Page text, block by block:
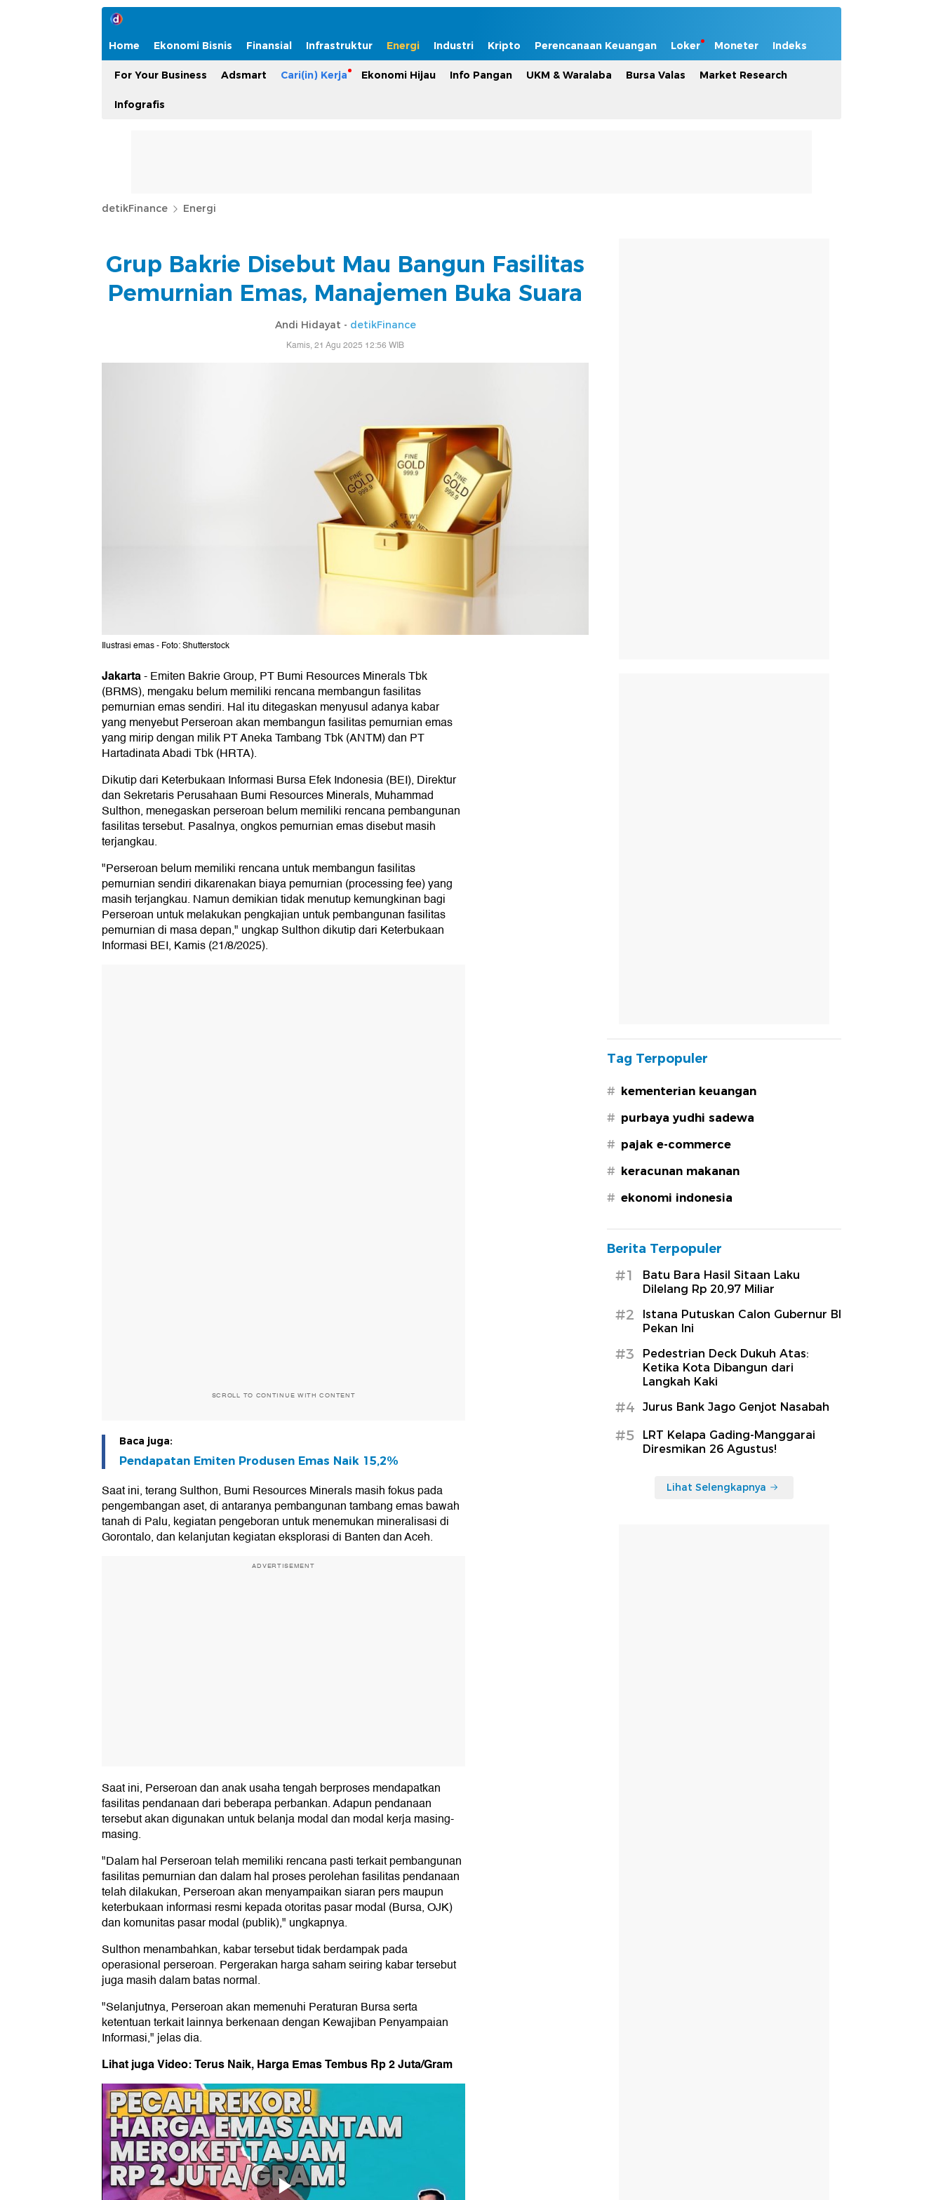
Home Ekonomi Bisnis Finansial Infrastruktur Energi Industri Kripto Perencanaan Keuangan Loker Moneter Indeks
For Your Business Adsmart Cari(in) Kerja Ekonomi Hijau Info Pangan UKM & Waralaba Bursa Valas Market Research
Infografis
detikFinance Energi
Grup Bakrie Disebut Mau Bangun Fasilitas
Pemurnian Emas, Manajemen Buka Suara
Andi Hidayat - detikFinance
Kamis, 21 Agu 2025 12:56 WIB
Ilustrasi emas - Foto: Shutterstock
Jakarta-Emiten Bakrie Group, PT Bumi Resources Minerals Tbk
(BRMS), mengaku belum memiliki rencana membangun fasilitas
pemurnian emas sendiri. Hal itu ditegaskan menyusul adanya kabar
yang menyebut Perseroan akan membangun fasilitas pemurnian emas
yang mirip dengan milik PT Aneka Tambang Tbk (ANTM) dan PT
Hartadinata Abadi Tbk (HRTA).
Dikutip dari Keterbukaan Informasi Bursa Efek Indonesia (BEI), Direktur
dan Sekretaris Perusahaan Bumi Resources Minerals, Muhammad
Sulthon, menegaskan perseroan belum memiliki rencana pembangunan
fasilitas tersebut. Pasalnya, ongkos pemurnian emas disebut masih
terjangkau.
"Perseroan belum memiliki rencana untuk membangun fasilitas
pemurnian sendiri dikarenakan biaya pemurnian (processing fee) yang
masih terjangkau. Namun demikian tidak menutup kemungkinan bagi
Perseroan untuk melakukan pengkajian untuk pembangunan fasilitas
pemurnian di masa depan," ungkap Sulthon dikutip dari Keterbukaan
Informasi BEI, Kamis (21/8/2025).
SCROLL TO CONTINUE WITH CONTENT
Baca juga:
Pendapatan Emiten Produsen Emas Naik 15,2%
Saat ini, terang Sulthon, Bumi Resources Minerals masih fokus pada
pengembangan aset, di antaranya pembangunan tambang emas bawah
tanah di Palu, kegiatan pengeboran untuk menemukan mineralisasi di
Gorontalo, dan kelanjutan kegiatan eksplorasi di Banten dan Aceh.
ADVERTISEMENT
Saat ini, Perseroan dan anak usaha tengah berproses mendapatkan
fasilitas pendanaan dari beberapa perbankan. Adapun pendanaan
tersebut akan digunakan untuk belanja modal dan modal kerja masing-
masing.
"Dalam hal Perseroan telah memiliki rencana pasti terkait pembangunan
fasilitas pemurnian dan dalam hal proses perolehan fasilitas pendanaan
telah dilakukan, Perseroan akan menyampaikan siaran pers maupun
keterbukaan informasi resmi kepada otoritas pasar modal (Bursa, OJK)
dan komunitas pasar modal (publik)," ungkapnya.
Sulthon menambahkan, kabar tersebut tidak berdampak pada
operasional perseroan. Pergerakan harga saham seiring kabar tersebut
juga masih dalam batas normal.
"Selanjutnya, Perseroan akan memenuhi Peraturan Bursa serta
ketentuan terkait lainnya berkenaan dengan Kewajiban Penyampaian
Informasi," jelas dia.
Lihat juga Video: Terus Naik, Harga Emas Tembus Rp 2 Juta/Gram
Tag Terpopuler
# kementerian keuangan
# purbaya yudhi sadewa
# pajak e-commerce
# keracunan makanan
# ekonomi indonesia
Berita Terpopuler
#1
Batu Bara Hasil Sitaan Laku
Dilelang Rp 20,97 Miliar
#2
Istana Putuskan Calon Gubernur BI
Pekan Ini
#3
Pedestrian Deck Dukuh Atas:
Ketika Kota Dibangun dari
Langkah Kaki
#4 Jurus Bank Jago Genjot Nasabah
#5
LRT Kelapa Gading-Manggarai
Diresmikan 26 Agustus!
Lihat Selengkapnya